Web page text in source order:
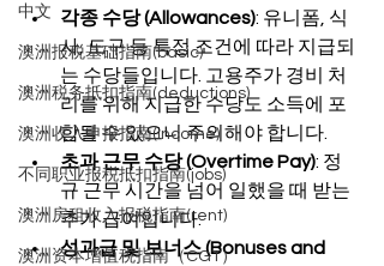
中文
澳洲报税基础指南(basic)
澳洲税务抵扣指南(deductions)
澳洲收入申报指南(income)
不同职业报税抵扣指南(jobs)
澳洲房租收入报税指南(rent)
澳洲资本增值税指南（CGT）
각종 수당 (Allowances): 유니폼, 식
사, 도구 등 특정 조건에 따라 지급되
는 수당들입니다. 고용주가 경비 처
리를 위해 지급한 수당도 소득에 포
함될 수 있으니 주의해야 합니다.
초과 근무 수당 (Overtime Pay): 정
규 근무 시간을 넘어 일했을 때 받는
추가 급여입니다.
성과급 및 보너스 (Bonuses and